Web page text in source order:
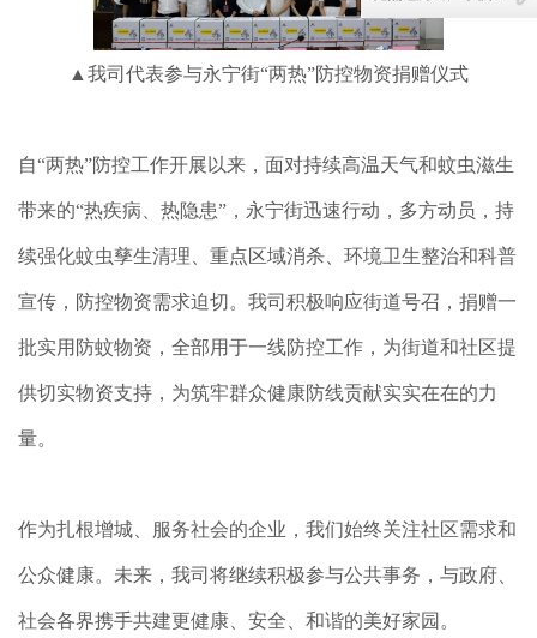
▲我司代表参与永宁街“两热”防控物资捐赠仪式
自“两热”防控工作开展以来，面对持续高温天气和蚊虫滋生
带来的“热疾病、热隐患”，永宁街迅速行动，多方动员，持
续强化蚊虫孳生清理、重点区域消杀、环境卫生整治和科普
宣传，防控物资需求迫切。我司积极响应街道号召，捐赠一
批实用防蚊物资，全部用于一线防控工作，为街道和社区提
供切实物资支持，为筑牢群众健康防线贡献实实在在的力
量。
作为扎根增城、服务社会的企业，我们始终关注社区需求和
公众健康。未来，我司将继续积极参与公共事务，与政府、
社会各界携手共建更健康、安全、和谐的美好家园。